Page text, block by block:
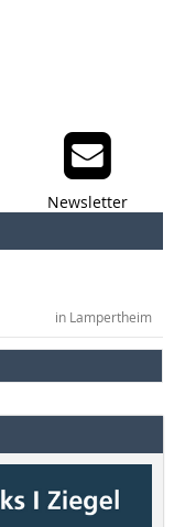
Newsletter
in Lampertheim